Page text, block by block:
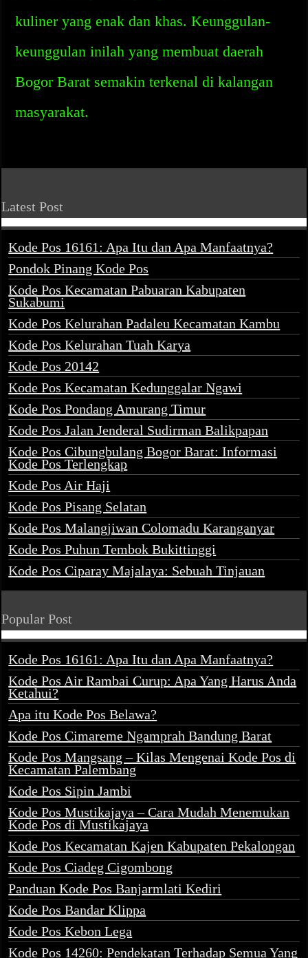
kuliner yang enak dan khas. Keunggulan-
keunggulan inilah yang membuat daerah
Bogor Barat semakin terkenal di kalangan
masyarakat.
Latest Post
Kode Pos 16161: Apa Itu dan Apa Manfaatnya?
Pondok Pinang Kode Pos
Kode Pos Kecamatan Pabuaran Kabupaten
Sukabumi
Kode Pos Kelurahan Padaleu Kecamatan Kambu
Kode Pos Kelurahan Tuah Karya
Kode Pos 20142
Kode Pos Kecamatan Kedunggalar Ngawi
Kode Pos Pondang Amurang Timur
Kode Pos Jalan Jenderal Sudirman Balikpapan
Kode Pos Cibungbulang Bogor Barat: Informasi
Kode Pos Terlengkap
Kode Pos Air Haji
Kode Pos Pisang Selatan
Kode Pos Malangjiwan Colomadu Karanganyar
Kode Pos Puhun Tembok Bukittinggi
Kode Pos Ciparay Majalaya: Sebuah Tinjauan
Popular Post
Kode Pos 16161: Apa Itu dan Apa Manfaatnya?
Kode Pos Air Rambai Curup: Apa Yang Harus Anda
Ketahui?
Apa itu Kode Pos Belawa?
Kode Pos Cimareme Ngamprah Bandung Barat
Kode Pos Mangsang – Kilas Mengenai Kode Pos di
Kecamatan Palembang
Kode Pos Sipin Jambi
Kode Pos Mustikajaya – Cara Mudah Menemukan
Kode Pos di Mustikajaya
Kode Pos Kecamatan Kajen Kabupaten Pekalongan
Kode Pos Ciadeg Cigombong
Panduan Kode Pos Banjarmlati Kediri
Kode Pos Bandar Klippa
Kode Pos Kebon Lega
Kode Pos 14260: Pendekatan Terhadap Semua Yang